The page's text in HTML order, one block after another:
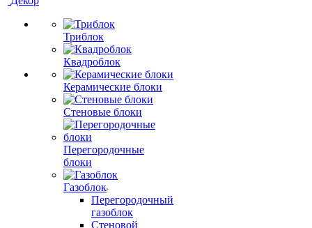
Триблок
Квадроблок
Керамические блоки
Стеновые блоки
Перегородочные
блоки
Газоблок
Перегородочный
газоблок
Стеновой